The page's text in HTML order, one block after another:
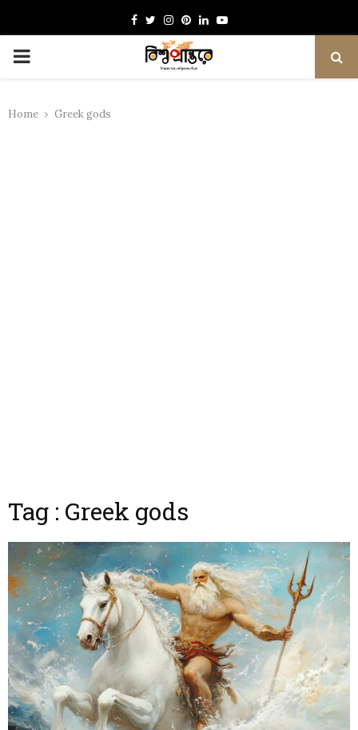
Facebook
TwitterInstagram
Pinterest
LinkedinYoutube
PRIMARY
Home Greek gods
Tag : Greek gods